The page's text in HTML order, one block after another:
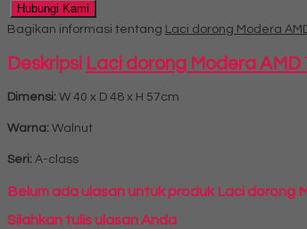
Hubungi Kami
Bagikan informasi tentang Laci dorong Modera
Deskripsi Laci dorong Modera AMD
Dimensi: W 40 x D 48 x H 57cm
Warna: Walnut
Seri: A-class
Belum ada ulasan untuk produk Laci dorong
Silahkan tulis ulasan Anda